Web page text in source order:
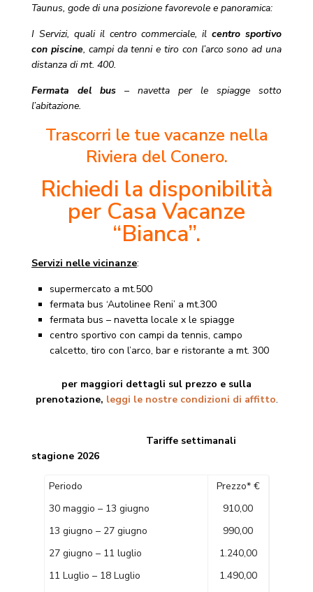
Taunus, gode di una posizione favorevole e panoramica:
I Servizi, quali il centro commerciale, ilcentro sportivo
con piscine, campi da tenni e tiro con l’arco sono ad una
distanza di mt. 400.
Fermata del bus – navetta per le spiagge sotto
l’abitazione.
Trascorri le tue vacanze nella
Riviera del Conero.
Richiedi la disponibilità
per Casa Vacanze
“Bianca”.
Servizi nelle vicinanze:
supermercato a mt.500
fermata bus ‘Autolinee Reni’ a mt.300
fermata bus – navetta locale x le spiagge
centro sportivo con campi da tennis, campo
calcetto, tiro con l’arco, bar e ristorante a mt. 300
per maggiori dettagli sul prezzo e sulla
prenotazione, leggi le nostre condizioni di affitto.
Tariffe settimanali
stagione 2026
Periodo
Prezzo* €
30 maggio – 13 giugno
910,00
13 giugno – 27 giugno
990,00
27 giugno – 11 luglio
1.240,00
11 Luglio – 18 Luglio
1.490,00